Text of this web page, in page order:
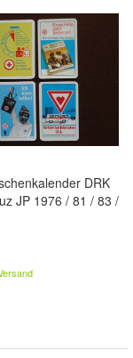
DRK
JP 1976 / 81 / 83 /